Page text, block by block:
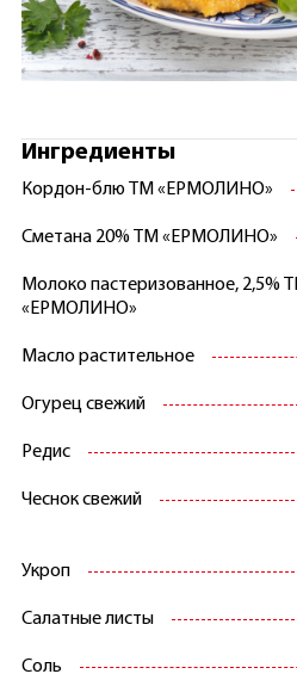
Ингредиенты
Кордон-блю ТМ «ЕРМОЛИНО»
Сметана 20% ТМ «ЕРМОЛИНО»
Молоко пастеризованное, 2,5%
«ЕРМОЛИНО»
Масло растительное
Огурец свежий
Редис
Чеснок свежий
Укроп
Салатные листы
Соль